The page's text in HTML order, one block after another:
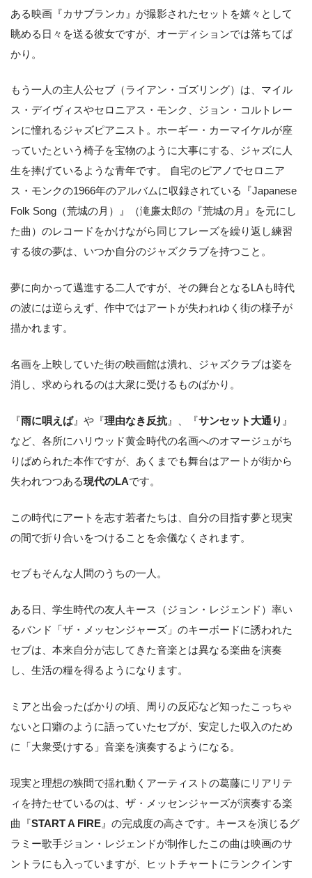
ある映画『カサブランカ』が撮影されたセットを嬉々として
眺める日々を送る彼女ですが、オーディションでは落ちてば
かり。
もう一人の主人公セブ（ライアン・ゴズリング）は、マイル
ス・デイヴィスやセロニアス・モンク、ジョン・コルトレー
ンに憧れるジャズピアニスト。ホーギー・カーマイケルが座
っていたという椅子を宝物のように大事にする、ジャズに人
生を捧げているような青年です。 自宅のピアノでセロニア
ス・モンクの1966年のアルバムに収録されている『Japanese
Folk Song（荒城の月）』（滝廉太郎の『荒城の月』を元にし
た曲）のレコードをかけながら同じフレーズを繰り返し練習
する彼の夢は、いつか自分のジャズクラブを持つこと。
夢に向かって邁進する二人ですが、その舞台となるLAも時代
の波には逆らえず、作中ではアートが失われゆく街の様子が
描かれます。
名画を上映していた街の映画館は潰れ、ジャズクラブは姿を
消し、求められるのは大衆に受けるものばかり。
『雨に唄えば』や『理由なき反抗』、『サンセット大通り 』
など、各所にハリウッド黄金時代の名画へのオマージュがち
りばめられた本作ですが、あくまでも舞台はアートが街から
失われつつある現代のLAです。
この時代にアートを志す若者たちは、自分の目指す夢と現実
の間で折り合いをつけることを余儀なくされます。
セブもそんな人間のうちの一人。
ある日、学生時代の友人キース（ジョン・レジェンド）率い
るバンド「ザ・メッセンジャーズ」のキーボードに誘われた
セブは、本来自分が志してきた音楽とは異なる楽曲を演奏
し、生活の糧を得るようになります。
ミアと出会ったばかりの頃、周りの反応など知ったこっちゃ
ないと口癖のように語っていたセブが、安定した収入のため
に「大衆受けする」音楽を演奏するようになる。
現実と理想の狭間で揺れ動くアーティストの葛藤にリアリテ
ィを持たせているのは、ザ・メッセンジャーズが演奏する楽
曲『START A FIRE 』の完成度の高さです。キースを演じるグ
ラミー歌手ジョン・レジェンドが制作したこの曲は映画のサ
ントラにも入っていますが、ヒットチャートにランクインす